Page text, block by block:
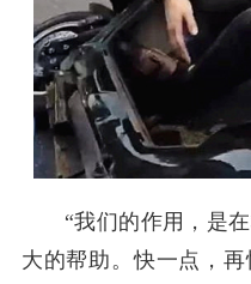
“我们的作用，是
大的帮助。快一点，再